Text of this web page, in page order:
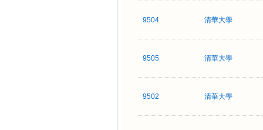
9504 清華大學
9505 清華大學
9502 清華大學